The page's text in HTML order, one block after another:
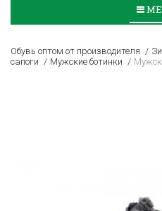
Обувь оптом от производителя
сапоги
Мужские ботинки